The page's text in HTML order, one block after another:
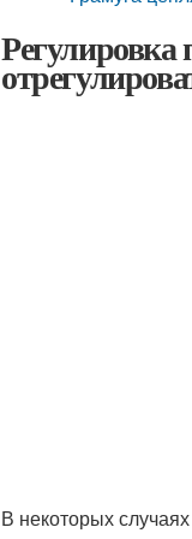
Регулировка
В некоторых